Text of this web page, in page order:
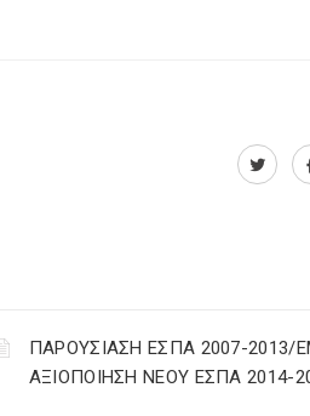
ΠΑΡΟΥΣΙΑΣΗ ΕΣΠΑ 2007-
ΑΞΙΟΠΟΙΗΣΗ ΝΕΟΥ ΕΣΠΑ 2014-